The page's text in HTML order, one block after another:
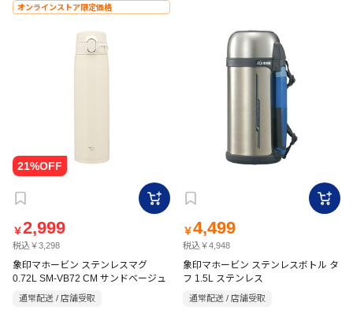
オンラインストア限定価格
￥2,999
税込￥3,298
象印マホービン ステンレスマグ
0.72L SM-VB72 CM サンドベージュ
通常配送 / 店舗受取
￥4,499
税込￥4,948
象印マホービン ステンレスボトル タ
フ 1.5L ステンレス
通常配送 / 店舗受取